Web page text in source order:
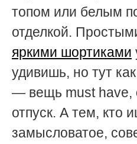
топом или белым
отделкой.
яркими шортиками
удивишь, но тут
— вещь must have,
отпуск. А тем, кто
замысловатое,